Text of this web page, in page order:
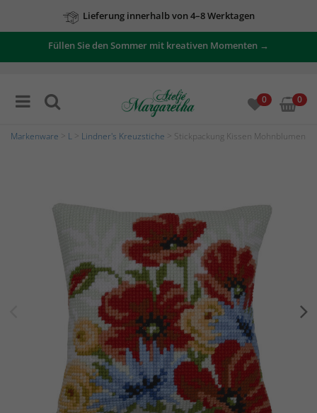
Lieferung innerhalb von 4–8 Werktagen
Füllen Sie den Sommer mit kreativen Momenten →
0 0
Markenware L Lindner's Kreuzstiche > Stickpackung Kissen Mohnblumen